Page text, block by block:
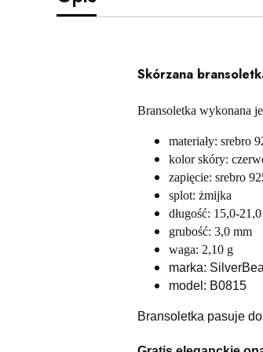
Skórzana
Bransoletka wykonana
materiały: srebro
kolor skóry:
zapięcie: srebro
splot: żmijka
długość: 15,0-
grubość: 3,0 mm
waga: 2,10 g
marka:
model: B0815
Bransoletka pasuje